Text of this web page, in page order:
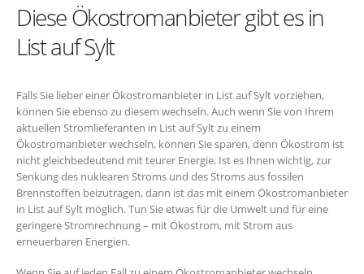
Diese Ökostromanbieter gibt es in
List auf Sylt
Falls Sie lieber einer Ökostromanbieter in List auf Sylt vorziehen,
können Sie ebenso zu diesem wechseln. Auch wenn Sie von Ihrem
aktuellen Stromlieferanten in List auf Sylt zu einem
Ökostromanbieter wechseln, können Sie sparen, denn Ökostrom ist
nicht gleichbedeutend mit teurer Energie. Ist es Ihnen wichtig, zur
Senkung des nuklearen Stroms und des Stroms aus fossilen
Brennstoffen beizutragen, dann ist das mit einem Ökostromanbieter
in List auf Sylt möglich. Tun Sie etwas für die Umwelt und für eine
geringere Stromrechnung – mit Ökostrom, mit Strom aus
erneuerbaren Energien.